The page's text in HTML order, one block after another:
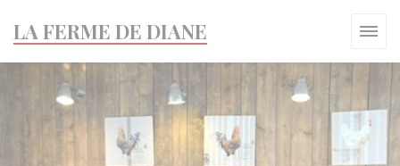
LA FERME DE DIANE